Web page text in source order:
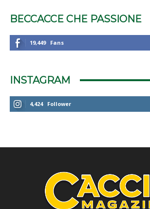
BECCACCE CHE PASSIONE
19,449 Fans
INSTAGRAM
4,424 Follower